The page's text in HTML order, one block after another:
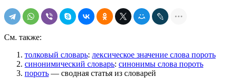
См. также:
толковый словарь: лексическое значение слова пороть
синонимический словарь: синонимы слова пороть
пороть — сводная статья из словарей